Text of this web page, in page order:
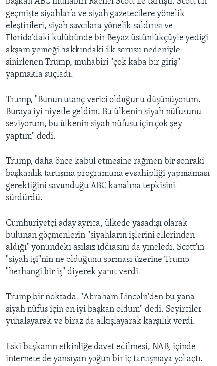
geçmişte siyahlar’a ve siyah gazetecilere yönelik
eleştirileri, siyah savcılara yönelik saldırısı ve
Florida'daki kulübünde bir Beyaz üstünlükçüyle yediği
akşam yemeği hakkındaki ilk sorusu nedeniyle
sinirlenen Trump, muhabiri "çok kaba bir giriş"
yapmakla suçladı.
Trump, "Bunun utanç verici olduğunu düşünüyorum.
Buraya iyi niyetle geldim. Bu ülkenin siyah nüfusunu
seviyorum, bu ülkenin siyah nüfusu için çok şey
yaptım" dedi.
Trump, daha önce kabul etmesine rağmen bir sonraki
başkanlık tartışma programuna evsahipliği yapmaması
gerektiğini savunduğu ABC kanalına tepkisini
sürdürdü.
Cumhuriyetçi aday ayrıca, ülkede yasadışı olarak
bulunan göçmenlerin "siyahların işlerini ellerinden
aldığı" yönündeki asılsız iddiasını da yineledi. Scott'ın
"siyah işi"nin ne olduğunu sorması üzerine Trump
"herhangi bir iş" diyerek yanıt verdi.
Trump bir noktada, "Abraham Lincoln'den bu yana
siyah nüfus için en iyi başkan oldum" dedi. Seyirciler
yuhalayarak ve biraz da alkışlayarak karşılık verdi.
Eski başkanın etkinliğe davet edilmesi, NABJ içinde
internete de yansıyan yoğun bir iç tartışmaya yol açtı.